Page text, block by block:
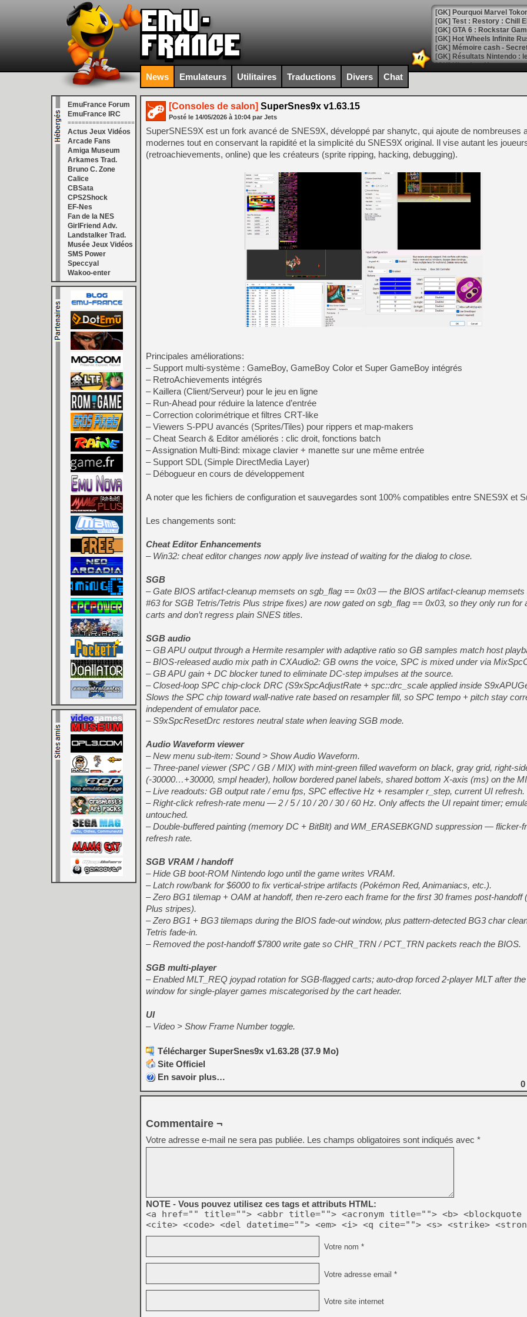
[GK] Pourquoi Marvel
[GK] Test : Restory : Chill
[GK] GTA 6 : Rockstar
[GK] Hot Wheels Infinite
[GK] Mémoire cash -
[GK] Résultats Nintendo :
[GK] Déjà des
[Mo5] Brickboy cherche à
[GK] Minecraft et ses «
[GK] Beast of
[GK] Ubisoft : fin de partie
[GK] Mémoire cash -
[GK] Dan Houser (GTA)
[GK] Comment EA Sports
[GK] Crimson Moon : un
[GK] Isle of Reveries : le
[GK] Moonlighter 2 : The
[GK] Capcom relance
[Mo5] Deux inédits du
[GK] Le beat'em up The
[GK] Endless Legend 2 :
[LS] [PS5] Le WebKit
[GK] Oubliez Crazy Taxi,
[LS] [Switch] NSZ 5.0.0
[GK] No More Room in
[GK] Un chatbot Atelier
[GK] Mémoire cash -
[GK] Nvidia : le prix des
[GK] Suikoden Star Leap
[Mo5] La mini borne
News Emulateurs Utilitaires Traductions Divers Chat
EmuFrance Forum
EmuFrance IRC
===================
Actus Jeux Vidéos
Arcade Fans
Amiga Museum
Arkames Trad.
Bruno C. Zone
Calice
CBSata
CPS2Shock
EF-Nes
Fan de la NES
GirlFriend Adv.
Landstalker Trad.
Musée Jeux Vidéos
SMS Power
Speccyal
Wakoo-enter
[Consoles de salon] SuperSnes9x v1.63.15
Posté le 14/05/2026 à 10:04 par Jets
SuperSNES9X est un fork avancé de SNES9X, développé par shanytc, qui ajoute de nombreuses
modernes tout en conservant la rapidité et la simplicité du SNES9X original. Il vise autant les
(retroachievements, online) que les créateurs (sprite ripping, hacking, debugging).
Principales améliorations:
– Support multi-système : GameBoy, GameBoy Color et Super GameBoy intégrés
– RetroAchievements intégrés
– Kaillera (Client/Serveur) pour le jeu en ligne
– Run‑Ahead pour réduire la latence d’entrée
– Correction colorimétrique et filtres CRT‑like
– Viewers S-PPU avancés (Sprites/Tiles) pour rippers et map‑makers
– Cheat Search & Editor améliorés : clic droit, fonctions batch
– Assignation Multi-Bind: mixage clavier + manette sur une même entrée
– Support SDL (Simple DirectMedia Layer)
– Débogueur en cours de développement
A noter que les fichiers de configuration et sauvegardes sont 100% compatibles entre SNES9X et
Les changements sont:
Cheat Editor Enhancements
– Win32: cheat editor changes now apply live instead of waiting for the dialog to close.
SGB
– Gate BIOS artifact-cleanup memsets on sgb_flag == 0x03 — the BIOS artifact-cleanup memsets
#63 for SGB Tetris/Tetris Plus stripe fixes) are now gated on sgb_flag == 0x03, so they only run for
carts and don’t regress plain SNES titles.
SGB audio
– GB APU output through a Hermite resampler with adaptive ratio so GB samples match host
– BIOS-released audio mix path in CXAudio2: GB owns the voice, SPC is mixed under via
– GB APU gain + DC blocker tuned to eliminate DC-step impulses at the source.
– Closed-loop SPC chip-clock DRC (S9xSpcAdjustRate + spc::drc_scale applied inside
Slows the SPC chip toward wall-native rate based on resampler fill, so SPC tempo + pitch stay
independent of emulator pace.
– S9xSpcResetDrc restores neutral state when leaving SGB mode.
Audio Waveform viewer
– New menu sub-item: Sound > Show Audio Waveform.
– Three-panel viewer (SPC / GB / MIX) with mint-green filled waveform on black, gray grid, right-
(-30000…+30000, smpl header), hollow bordered panel labels, shared bottom X-axis (ms) on the
– Live readouts: GB output rate / emu fps, SPC effective Hz + resampler r_step, current UI refresh.
– Right-click refresh-rate menu — 2 / 5 / 10 / 20 / 30 / 60 Hz. Only affects the UI repaint timer;
untouched.
– Double-buffered painting (memory DC + BitBlt) and WM_ERASEBKGND suppression — flicker-
refresh rate.
SGB VRAM / handoff
– Hide GB boot-ROM Nintendo logo until the game writes VRAM.
– Latch row/bank for $6000 to fix vertical-stripe artifacts (Pokémon Red, Animaniacs, etc.).
– Zero BG1 tilemap + OAM at handoff, then re-zero each frame for the first 30 frames post-handoff
Plus stripes).
– Zero BG1 + BG3 tilemaps during the BIOS fade-out window, plus pattern-detected BG3 char
Tetris fade-in.
– Removed the post-handoff $7800 write gate so CHR_TRN / PCT_TRN packets reach the BIOS.
SGB multi-player
– Enabled MLT_REQ joypad rotation for SGB-flagged carts; auto-drop forced 2-player MLT after
window for single-player games miscategorised by the cart header.
UI
– Video > Show Frame Number toggle.
Télécharger SuperSnes9x v1.63.28 (37.9 Mo)
Site Officiel
En savoir plus…
0
Commentaire ¬
Votre adresse e-mail ne sera pas publiée. Les champs obligatoires sont indiqués avec *
NOTE - Vous pouvez utilisez ces tags et attributs HTML:
<a href="" title=""> <abbr title=""> <acronym title=""> <b> <blockquote
<cite> <code> <del datetime=""> <em> <i> <q cite=""> <s> <strike>
Votre nom *
Votre adresse email *
Votre site internet